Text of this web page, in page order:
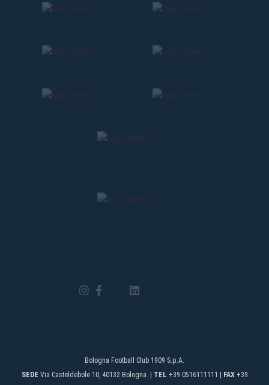
Bologna Football Club 1909 S.p.A.
SEDE Via Casteldebole 10, 40132 Bologna. | TEL +39 0516111111 | FAX+39